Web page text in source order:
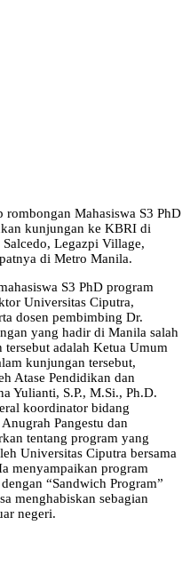
rombongan Mahasiswa S3 PhD
kunjungan ke KBRI di
Legazpi Village,
di Metro Manila.
S3 PhD program
Universitas Ciputra,
dosen pembimbing Dr.
yang hadir di Manila salah
adalah Ketua Umum
kunjungan tersebut,
Atase Pendidikan dan
Yulianti, S.P., M.Si., Ph.D.
koordinator bidang
Pangestu dan
tentang program yang
Universitas Ciputra bersama
menyampaikan program
“Sandwich Program”
menghabiskan sebagian
negeri.